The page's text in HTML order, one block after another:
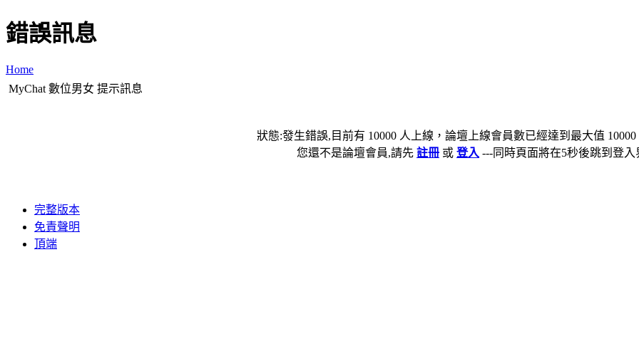
錯誤訊息
Home
MyChat 數位男女 提示訊息
狀態:發生錯誤,目前有 10000 人上線，論壇上線會員數已經達到最大值
您還不是論壇會員,請先 註冊 或 登入 ---同時頁面將在5秒後跳到登入
完整版本
免責聲明
頂端